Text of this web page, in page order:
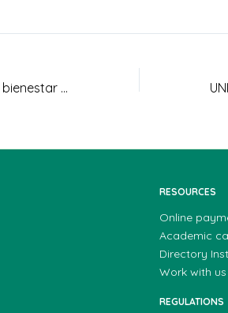
UNIAGRARIA fortalece el bienestar animal en fincas ganaderas con el proyecto FONTAGRO
RESOURCES
Online
Academic
Directory
Work with us
REGULATIONS